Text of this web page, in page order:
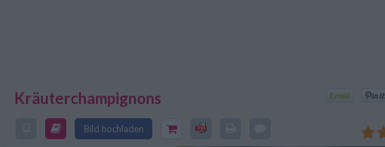
Kräuterchampignons
Bild hochladen
Zubereitung. Die schmackhaften Pilze schmecken
aber auch als Hauptspeise, auch für Veganer.